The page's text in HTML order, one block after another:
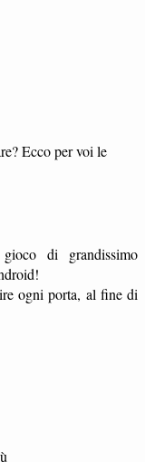
Ecco per voi le
di grandissimo
ogni porta, al fine di